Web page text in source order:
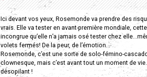
Ici devant vos yeux, Rosemonde va prendre des
vrais. Elle va tester en avant-première mondiale,
incongrue qu’elle n’a jamais osé tester chez
volets fermés! De la peur, de l’émotion…
Rosemonde, c’est une sorte de solo-fémino-
clownesque, mais c’est avant tout un moment de
désopilant !